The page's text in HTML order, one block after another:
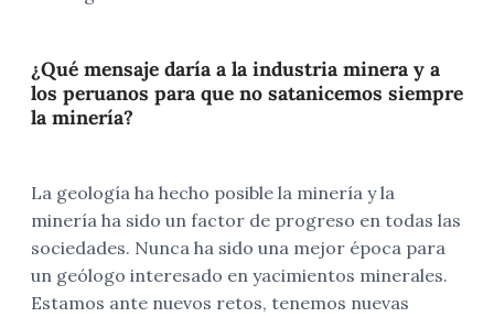
¿Qué mensaje daría a la industria minera y a
los peruanos para que no satanicemos siempre
la minería?
La geología ha hecho posible la minería y la
minería ha sido un factor de progreso en todas las
sociedades. Nunca ha sido una mejor época para
un geólogo interesado en yacimientos minerales.
Estamos ante nuevos retos, tenemos nuevas